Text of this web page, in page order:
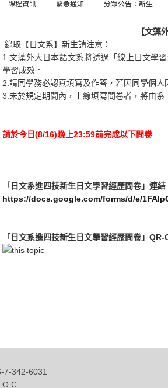
課程資訊 緊急通知 分眾公告：新生
【文藻
錄取【日文系】新生請注意：
1.文藻外大日本語文系將透過「線上日文學
學習成效。
2.請同學務必認真填寫及作答，若因同學個
3.未於規定期間內，上線填寫問卷者，將由系
請於今日(8/16)晚上23:59前完成以下問卷
「日文系進四技新生日文學習經歷問卷」連結
https://docs.google.com/forms/d/e/
「日文系進四技新生日文學習經歷問卷」QR-
7-342-6031